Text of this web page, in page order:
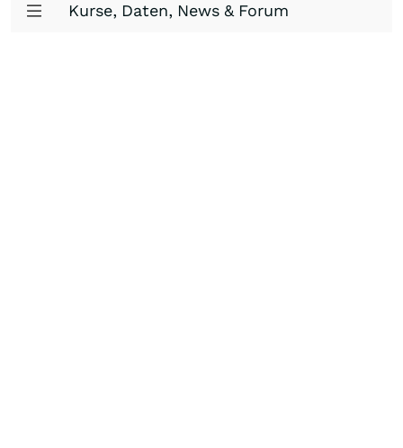
Kurse, Daten, News & Forum